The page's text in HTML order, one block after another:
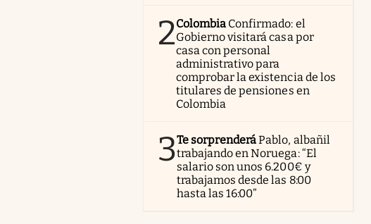
2Colombia Confirmado: el
Gobierno visitará casa por
casa con personal
administrativo para
comprobar la existencia de los
titulares de pensiones en
Colombia
3Te sorprenderáPablo, albañil
trabajando en Noruega: “El
salario son unos 6.200€ y
trabajamos desde las 8:00
hasta las 16:00”